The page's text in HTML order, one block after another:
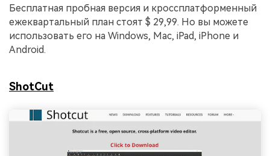
Бесплатная пробная версия и кроссплатформенный
ежеквартальный план стоят $ 29,99. Но вы можете
использовать его на Windows, Mac, iPad, iPhone и
Android.
ShotCut